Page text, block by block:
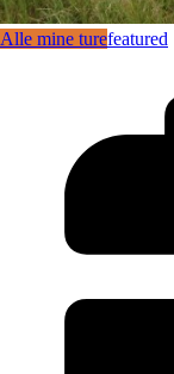
Alle mine turefeatured